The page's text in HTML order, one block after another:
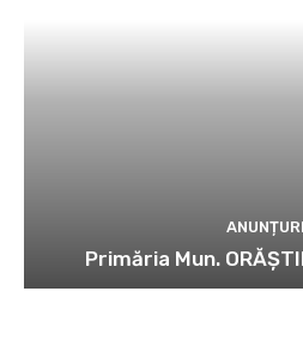
ANUNȚURI
Primăria Mun.